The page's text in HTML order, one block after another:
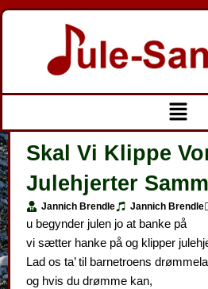
Gå
Menu
Skal Vi Klippe
Julehjerter
Jannich Brendle Jannich Brendle
u begynder julen jo at banke på
vi sætter hanke på og klipper
Lad os ta’ til barnetroens
og hvis du drømme kan,